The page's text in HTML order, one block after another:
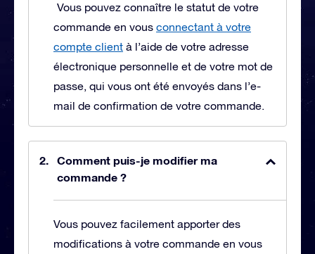
Vous pouvez connaître le statut de votre
commande en vous connectant à votre
compte client à l’aide de votre adresse
électronique personnelle et de votre mot de
passe, qui vous ont été envoyés dans l’e-
mail de confirmation de votre commande.
Comment puis-je modifier ma
commande ?
Vous pouvez facilement apporter des
modifications à votre commande en vous